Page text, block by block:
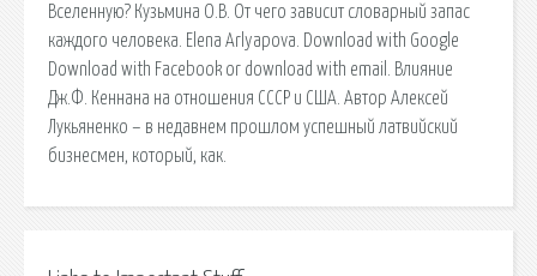
Вселенную? Кузьмина О.В. От чего зависит словарный запас
каждого человека. Elena Arlyapova. Download with Google
Download with Facebook or download with email. Влияние
Дж.Ф. Кеннана на отношения СССР и США. Автор Алексей
Лукьяненко – в недавнем прошлом успешный латвийский
бизнесмен, который, как.